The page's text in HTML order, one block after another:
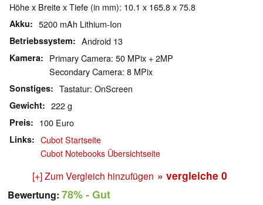
Höhe x Breite x Tiefe (in mm): 10.1 x 165.8 x 75.8
Akku 5200 mAh Lithium-Ion
Betriebssystem Android 13
Kamera
Primary Camera: 50 MPix + 2MP
Secondary Camera: 8 MPix
Sonstiges Tastatur: OnScreen
Gewicht 222 g
Preis 100 Euro
Links
Cubot Startseite
Cubot Notebooks Übersichtseite
[+] Zum Vergleich hinzufügen » vergleiche 0
Bewertung: 78%- Gut